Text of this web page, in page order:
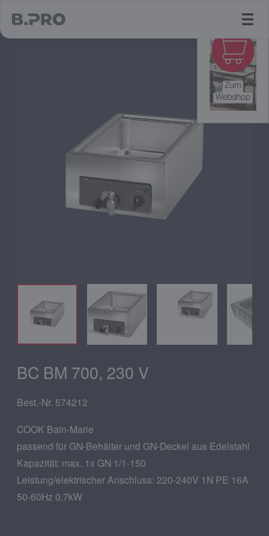
BC BM 700, 230 V
Best.-Nr. 574212
COOK Bain-Marie
passend für GN-Behälter und GN-Deckel aus Edelstahl
Kapazität: max. 1x GN 1/1-150
Leistung/elektrischer Anschluss: 220-240V 1N PE 16A
50-60Hz 0,7kW